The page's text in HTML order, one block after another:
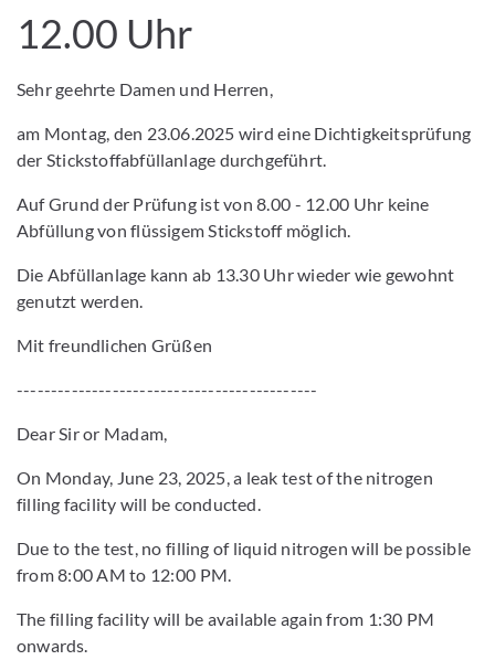
12.00 Uhr
Sehr geehrte Damen und Herren,
am Montag, den 23.06.2025 wird eine Dichtigkeitsprüfung
der Stickstoffabfüllanlage durchgeführt.
Auf Grund der Prüfung ist von 8.00 - 12.00 Uhr keine
Abfüllung von flüssigem Stickstoff möglich.
Die Abfüllanlage kann ab 13.30 Uhr wieder wie gewohnt
genutzt werden.
Mit freundlichen Grüßen
--------------------------------------------
Dear Sir or Madam,
On Monday, June 23, 2025, a leak test of the nitrogen
filling facility will be conducted.
Due to the test, no filling of liquid nitrogen will be possible
from 8:00 AM to 12:00 PM.
The filling facility will be available again from 1:30 PM
onwards.